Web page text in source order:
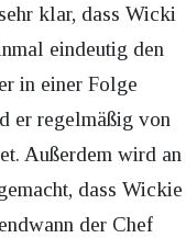
klar, dass Wicki
eindeutig den
in einer Folge
er regelmäßig von
Außerdem wird an
dass Wickie
der Chef